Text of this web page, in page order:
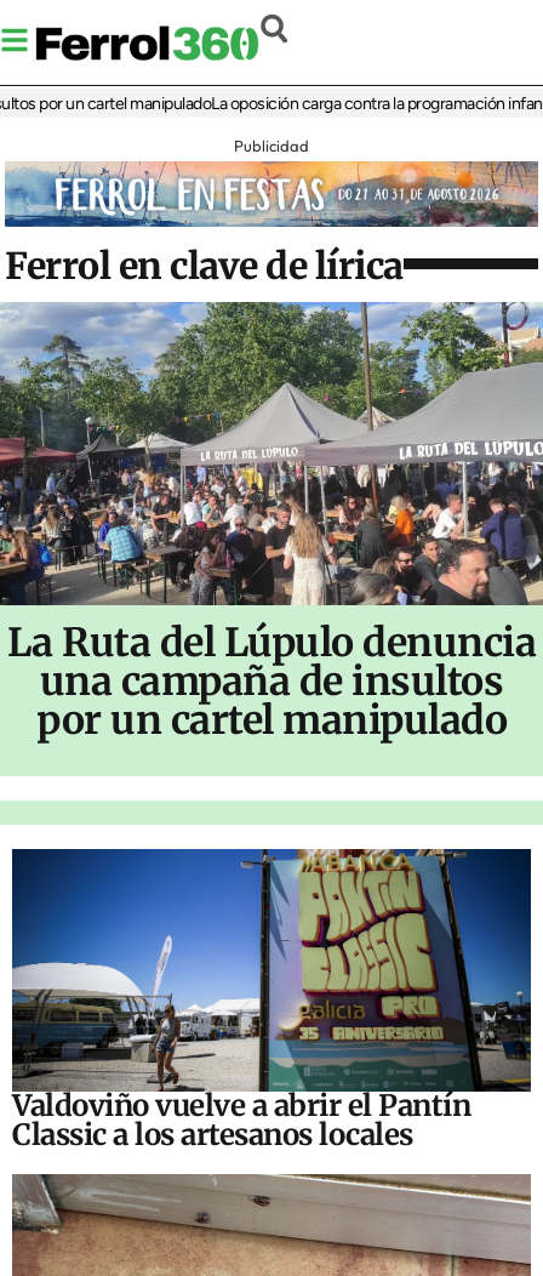
un cartel manipuladoLa oposición carga contra la programación infantil de
Publicidad
Ferrol en clave de lírica
La Ruta del Lúpulo denuncia
una campaña de insultos
por un cartel manipulado
Valdoviño vuelve a abrir el Pantín
Classic a los artesanos locales